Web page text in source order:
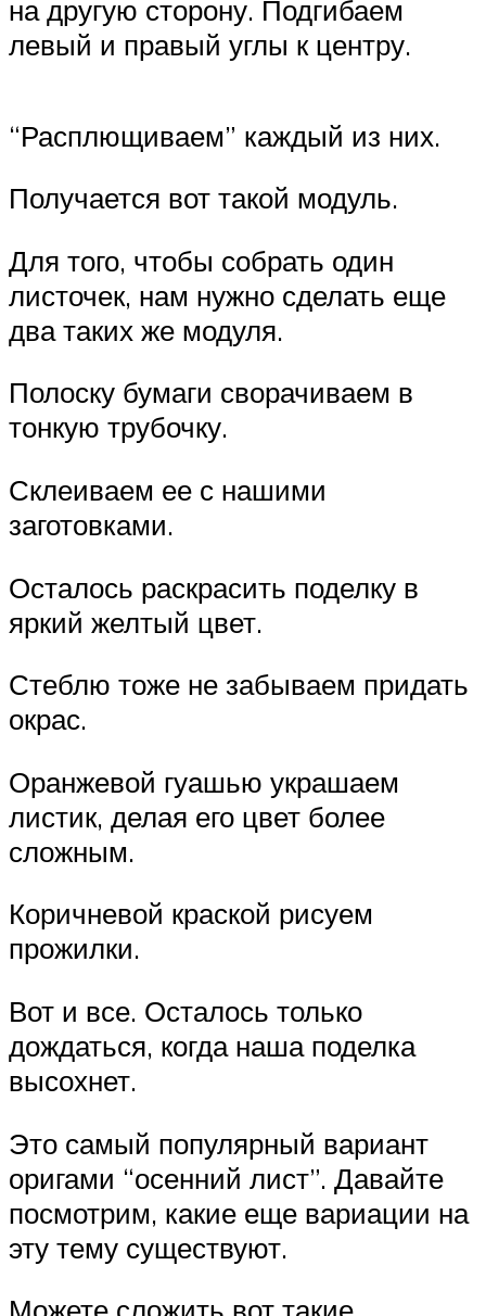
на другую сторону. Подгибаем
левый и правый углы к центру.
“Расплющиваем” каждый из них.
Получается вот такой модуль.
Для того, чтобы собрать один
листочек, нам нужно сделать еще
два таких же модуля.
Полоску бумаги сворачиваем в
тонкую трубочку.
Склеиваем ее с нашими
заготовками.
Осталось раскрасить поделку в
яркий желтый цвет.
Стеблю тоже не забываем придать
окрас.
Оранжевой гуашью украшаем
листик, делая его цвет более
сложным.
Коричневой краской рисуем
прожилки.
Вот и все. Осталось только
дождаться, когда наша поделка
высохнет.
Это самый популярный вариант
оригами “осенний лист”. Давайте
посмотрим, какие еще вариации на
эту тему существуют.